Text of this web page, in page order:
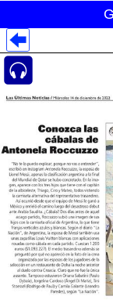
Despliegues
Despliegues
Despliegues